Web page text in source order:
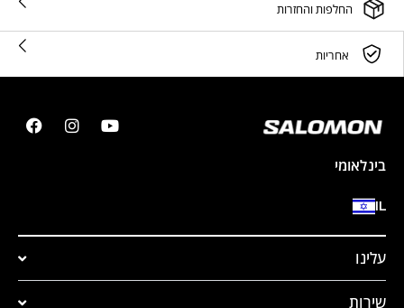
החלפות והחזרות
אחריות
בינלאומי
IL
עלינו
שירות